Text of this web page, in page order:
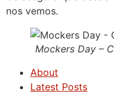
nos vemos.
Mockers Day –
About
Latest Posts